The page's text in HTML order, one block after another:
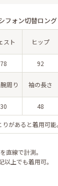
フォン切替ロン
スト ヒップ
78 92
周り 袖の長さ
30 48
があると着用可能。
直線で計測。
上でも着用可。